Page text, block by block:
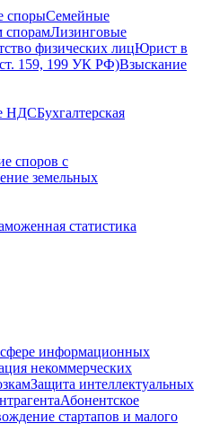
спорыСемейные
спорамЛизинговые
физических лицЮрист в
159, 199 УК РФ)Взыскание
НДСБухгалтерская
споров с
земельных
статистика
информационных
некоммерческих
Защита интеллектуальных
Абонентское
стартапов и малого